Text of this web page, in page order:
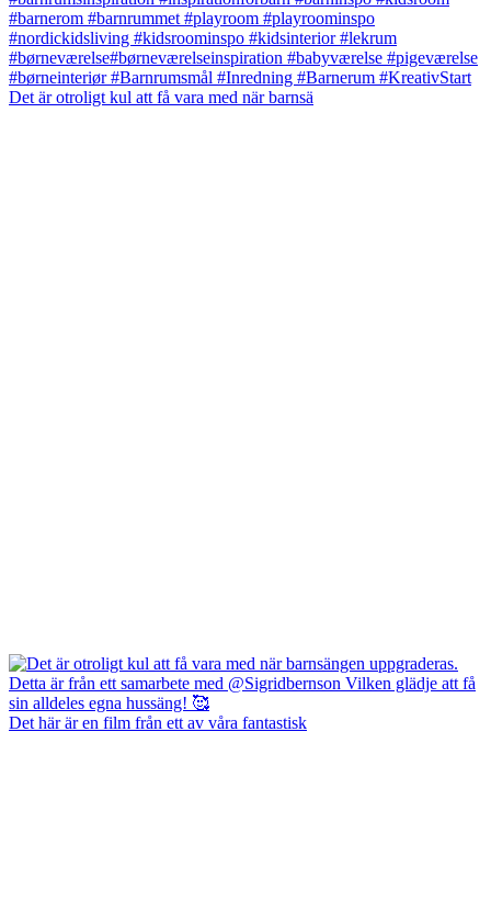
Det är otroligt kul att få vara med när barnsä
Det här är en film från ett av våra fantastisk